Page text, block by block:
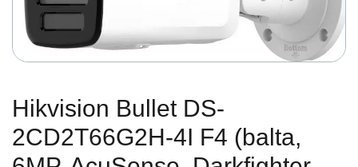
Hikvision Bullet DS-
2CD2T66G2H-4I F4 (balta,